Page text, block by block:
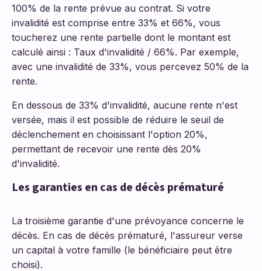
100% de la rente prévue au contrat. Si votre
invalidité est comprise entre 33% et 66%, vous
toucherez une rente partielle dont le montant est
calculé ainsi : Taux d'invalidité / 66%. Par exemple,
avec une invalidité de 33%, vous percevez 50% de la
rente.
En dessous de 33% d'invalidité, aucune rente n'est
versée, mais il est possible de réduire le seuil de
déclenchement en choisissant l'option 20%,
permettant de recevoir une rente dès 20%
d'invalidité.
Les garanties en cas de décès prématuré
La troisième garantie d'une prévoyance concerne le
décès. En cas de décès prématuré, l'assureur verse
un capital à votre famille (le bénéficiaire peut être
choisi).